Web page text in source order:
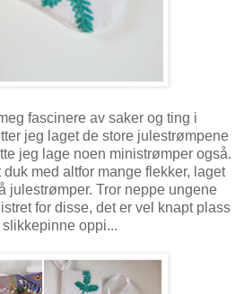
fascinere av saker og ting i
jeg laget de store julestrømpene
jeg lage noen ministrømper også.
med altfor mange flekker, laget
julestrømper. Tror neppe ungene
for disse, det er vel knapt plass
oppi...